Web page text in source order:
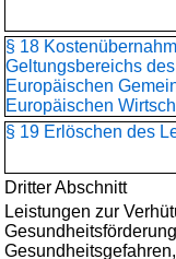
§ 18
Geltungsbereichs
Europäischen
Europäischen
§ 19 Erlöschen des
Dritter Abschnitt
Leistungen zur